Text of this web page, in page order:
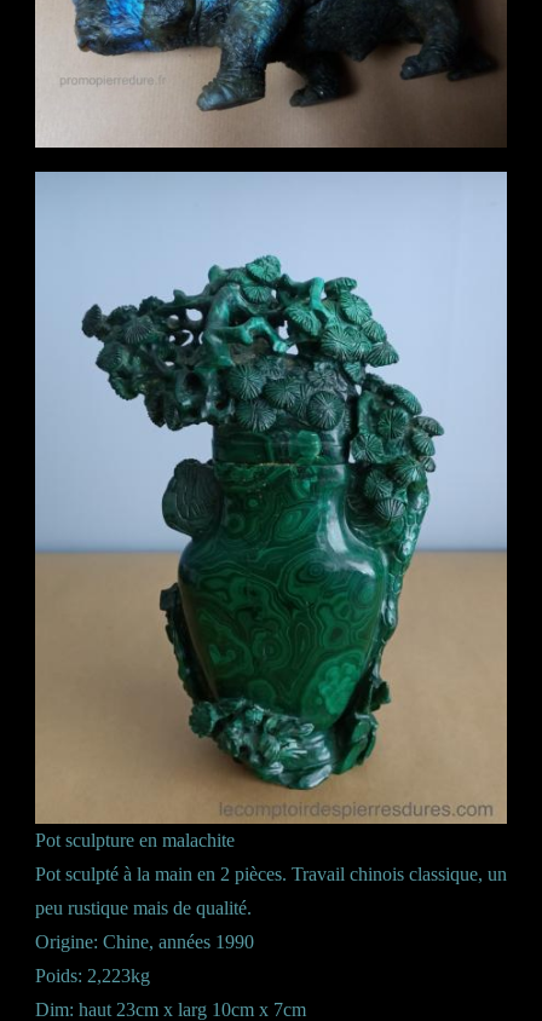
Pot sculpture en malachite
Pot sculpté à la main en 2 pièces. Travail chinois classique, un
peu rustique mais de qualité.
Origine: Chine, années 1990
Poids: 2,223kg
Dim: haut 23cm x larg 10cm x 7cm